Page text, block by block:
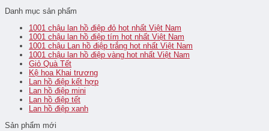
Danh mục sản phẩm
1001 chậu lan hồ điệp đỏ hot nhất Việt Nam
1001 chậu lan hồ điệp tím hot nhất Việt Nam
1001 chậu Lan hồ điệp trắng hot nhất Việt Nam
1001 chậu lan hồ điệp vàng hot nhất Việt Nam
Giỏ Quà Tết
Kệ hoa Khai trương
Lan hồ điệp kết hợp
Lan hồ điệp mini
Lan hồ điệp tết
Lan hồ điệp xanh
Sản phẩm mới